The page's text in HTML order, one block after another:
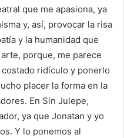
que me apasiona, ya
y, así, provocar la risa
y la humanidad que
porque, me parece
ridículo y ponerlo
placer la forma en la
En Sin Julepe,
ya que Jonatan y yo
Y lo ponemos al